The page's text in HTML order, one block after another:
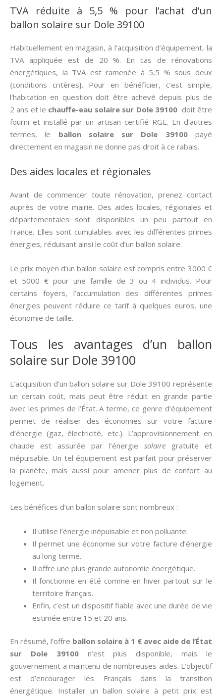
TVA réduite à 5,5 % pour l’achat d’un
ballon solaire sur Dole 39100
Habituellement en magasin, à l’acquisition d’équipement, la
TVA appliquée est de 20 %. En cas de rénovations
énergétiques, la TVA est ramenée à 5,5 % sous deux
{conditions critères}. Pour en bénéficier, c’est simple,
l’habitation en question doit être achevé depuis plus de
2 ans et le chauffe-eau solaire sur Dole 39100doit être
fourni et installé par un artisan certifié RGE. En d’autres
termes, le ballon solaire sur Dole 39100payé
directement en magasin ne donne pas droit à ce rabais.
Des aides locales et régionales
Avant de commencer toute rénovation, prenez contact
auprès de votre mairie. Des aides locales, régionales et
départementales sont disponibles un peu partout en
France. Elles sont cumulables avec les différentes primes
énergies, réduisant ainsi le coût d’un ballon solaire.
Le prix moyen d’un ballon solaire est compris entre 3000 €
et 5000 € pour une famille de 3 ou 4 individus. Pour
certains foyers, l’accumulation des différentes primes
énergies peuvent réduire ce tarif à quelques euros, une
économie de taille.
Tous les avantages d’un ballon
solaire sur Dole 39100
L’acquisition d’un ballon solaire sur Dole 39100 représente
un certain coût, mais peut être réduit en grande partie
avec les primes de l’État. A terme, ce genre d’équipement
permet de réaliser des économies sur votre facture
d’énergie (gaz, électricité, etc.). L’approvisionnement en
chaude est assurée par l’énergie solairegratuite et
inépuisable. Un tel équipement est parfait pour préserver
la planète, mais aussi pour amener plus de confort au
logement.
Les bénéfices d’un ballon solaire sont nombreux :
Il utilise l’énergie inépuisable et non polluante.
Il permet une économie sur votre facture d’énergie
au long terme.
Il offre une plus grande autonomie énergétique.
Il fonctionne en été comme en hiver partout sur le
territoire français.
Enfin, c’est un dispositif fiable avec une durée de vie
estimée entre 15 et 20 ans.
En résumé, l’offre ballon solaire à 1 € avec aide de l’État
sur Dole 39100n’est plus disponible, mais le
gouvernement a maintenu de nombreuses aides. L’objectif
est d’encourager les Français dans la transition
énergétique. Installer un ballon solaire à petit prix est